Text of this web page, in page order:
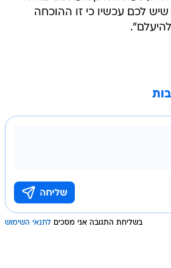
לכם עכשיו כי זו ההוכחה
בשליחת התגובה אני מסכים לתנאי השימוש